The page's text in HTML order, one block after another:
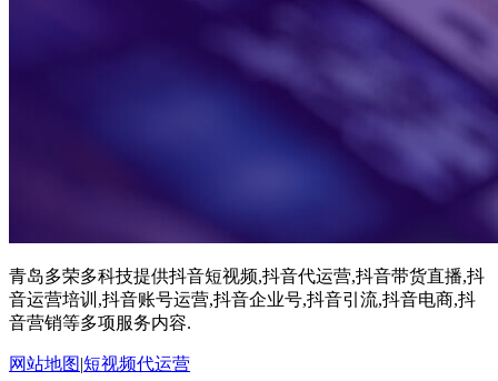
青岛多荣多科技提供抖音短视频,抖音代运营,抖音带货直播,抖
音运营培训,抖音账号运营,抖音企业号,抖音引流,抖音电商,抖
音营销等多项服务内容.
网站地图|短视频代运营